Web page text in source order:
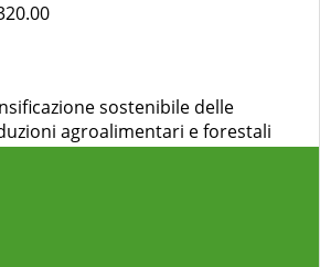
sostenibile delle
agroalimentari e forestali